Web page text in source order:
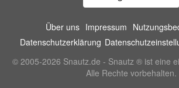
Über uns Impressum
Datenschutzerklärung
© 2005-2026 Snautz.de - Snautz ® ist eine
Alle Rechte vorbehalten.